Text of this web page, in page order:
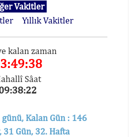
Vakitler
Yıllık Vakitler
kalan zaman
Sâat
günü, Kalan Gün : 146
31 Gün, 32. Hafta